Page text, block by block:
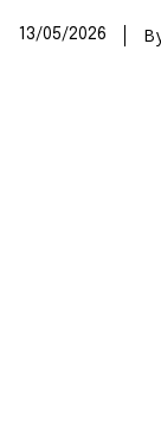
13/05/2026